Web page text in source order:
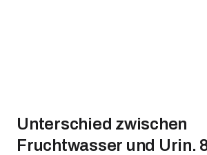
Unterschied zwischen
Fruchtwasser und Urin.